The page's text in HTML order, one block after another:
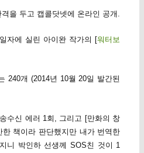
을 두고 캡콜닷넷에 온라인 공개.
자에 실린 아이완 작가의 [워터보
240개 (2014년 10월 20일 발간된
수신 에러 1회, 그리고 [만화의 창
책이라 판단했지만 내가 번역한
니 박인하 선생께 SOS친 것이 1